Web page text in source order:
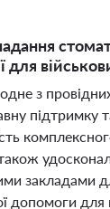
для
з
підтримку
закладами
допомоги